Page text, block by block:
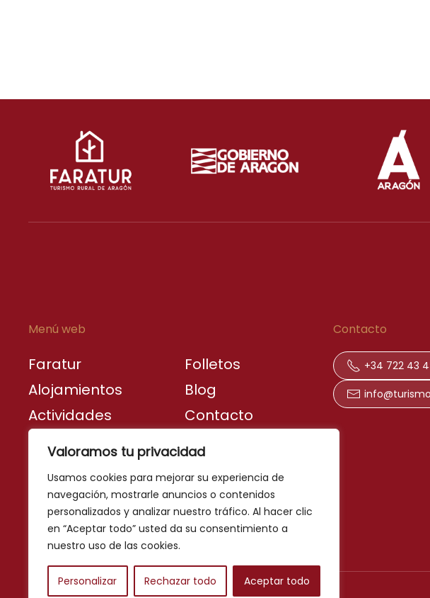
Valoramos tu privacidad
Usamos cookies para mejorar su experiencia de
navegación, mostrarle anuncios o contenidos
personalizados y analizar nuestro tráfico. Al hacer clic
en “Aceptar todo” usted da su consentimiento a
nuestro uso de las cookies.
Personalizar Rechazar todo Aceptar todo
Menú web
Faratur
Alojamientos
Actividades
turísticos
Folletos
Blog
Contacto
Contacto
+34 722 43